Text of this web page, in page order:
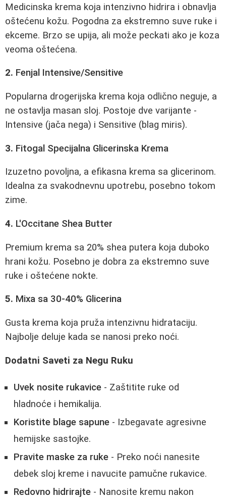
Medicinska krema koja intenzivno hidrira i obnavlja
oštećenu kožu. Pogodna za ekstremno suve ruke i
ekceme. Brzo se upija, ali može peckati ako je koza
veoma oštećena.
2. Fenjal Intensive/Sensitive
Popularna drogerijska krema koja odlično neguje, a
ne ostavlja masan sloj. Postoje dve varijante -
Intensive (jača nega) i Sensitive (blag miris).
3. Fitogal Specijalna Glicerinska Krema
Izuzetno povoljna, a efikasna krema sa glicerinom.
Idealna za svakodnevnu upotrebu, posebno tokom
zime.
4. L'Occitane Shea Butter
Premium krema sa 20% shea putera koja duboko
hrani kožu. Posebno je dobra za ekstremno suve
ruke i oštećene nokte.
5. Mixa sa 30-40% Glicerina
Gusta krema koja pruža intenzivnu hidrataciju.
Najbolje deluje kada se nanosi preko noći.
Dodatni Saveti za Negu Ruku
Uvek nosite rukavice - Zaštitite ruke od
hladnoće i hemikalija.
Koristite blage sapune - Izbegavate agresivne
hemijske sastojke.
Pravite maske za ruke - Preko noći nanesite
debek sloj kreme i navucite pamučne rukavice.
Redovno hidrirajte - Nanosite kremu nakon